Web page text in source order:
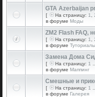
GTA Azerbaijan
[ На страницу: 1
в форуме Моды
ZM2 Flash FAQ,
[ На страницу: 1
в форуме Туториалы
Замена Дома
[ На страницу: 1
в форуме Маппинг
Смешные и
[ На страницу: 1
в форуме Галерея